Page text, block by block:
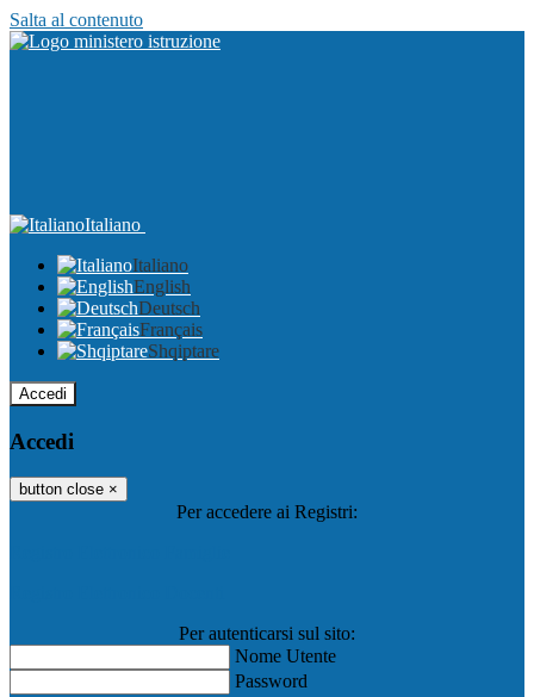
Salta al contenuto
Italiano
Italiano
English
Deutsch
Français
Shqiptare
Accedi
Accedi
button close ×
Per accedere ai Registri:
Per autenticarsi sul sito:
Nome Utente
Password